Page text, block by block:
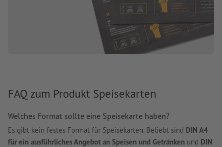
FAQ zum Produkt Speisekarten
Welches Format sollte eine Speisekarte haben?
Es gibt kein festes Format für Speisekarten. Beliebt sind DIN A4
für ein ausführliches Angebot an Speisen und Getränken und DIN